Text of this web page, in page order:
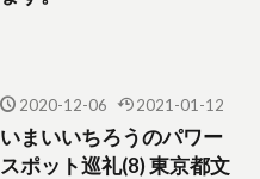
2020-12-06 2021-01-12
いまいいちろうのパワー
スポット巡礼(8) 東京都文